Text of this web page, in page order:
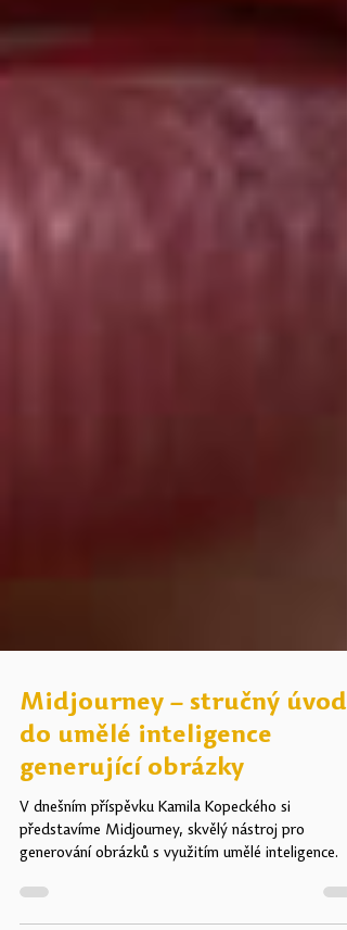
Midjourney – stručný úvod
do umělé inteligence
generující obrázky
V dnešním příspěvku Kamila Kopeckého si
generování obrázků s využitím umělé inteligence.